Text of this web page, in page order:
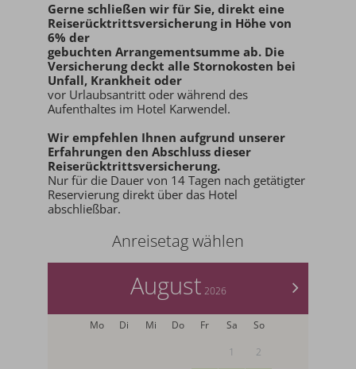
Gerne schließen wir für Sie, direkt eine
Reiserücktrittsversicherung in Höhe von
6% der
gebuchten Arrangementsumme ab. Die
Versicherung deckt alle Stornokosten bei
Unfall, Krankheit oder
vor Urlaubsantritt oder während des
Aufenthaltes im Hotel Karwendel.
Wir empfehlen Ihnen aufgrund unserer
Erfahrungen den Abschluss dieser
Reiserücktrittsversicherung.
Nur für die Dauer von 14 Tagen nach getätigter
Reservierung direkt über das Hotel
abschließbar.
Anreisetag wählen
>
August 2026
Mo Di Mi Do Fr Sa
So
1
2